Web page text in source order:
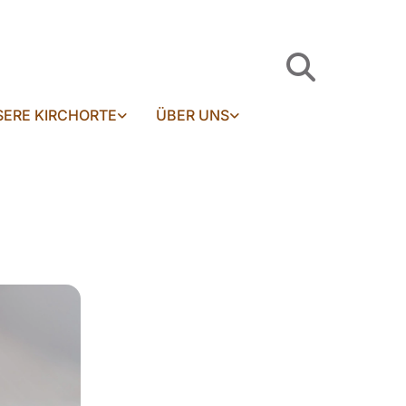
KIRCHORTE ÜBER UNS